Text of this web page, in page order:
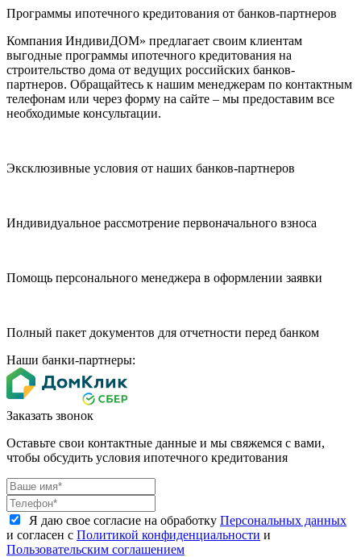
Программы ипотечного кредитования от банков-партнеров
Компания ИндивиДОМ» предлагает своим клиентам
выгодные программы ипотечного кредитования на
строительство дома от ведущих российских банков-
партнеров. Обращайтесь к нашим менеджерам по контактным
телефонам или через форму на сайте – мы предоставим все
необходимые консультации.
Эксклюзивные условия от наших банков-партнеров
Индивидуальное рассмотрение первоначального взноса
Помощь персонального менеджера в оформлении заявки
Полный пакет документов для отчетности перед банком
Наши банки-партнеры:
Заказать звонок
Оставьте свои контактные данные и мы свяжемся с вами,
чтобы обсудить условия ипотечного кредитования
Я даю свое согласие на обработку Персональных данных
и согласен с Политикой конфиденциальности и
Пользовательским соглашением